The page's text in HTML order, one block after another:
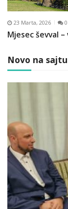
23 Marta, 2026 0
Mjesec ševval
Novo na sajtu